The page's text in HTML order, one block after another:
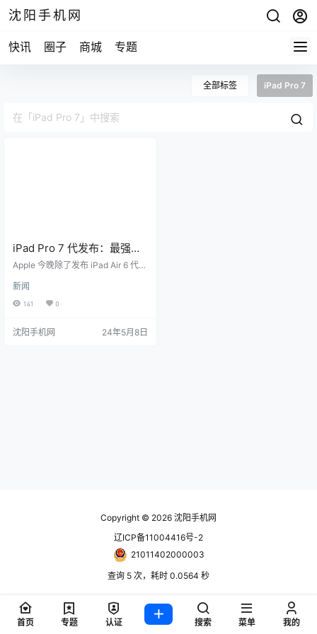
沈阳手机网
快讯 圈子 商城 专题
全部标签 iPad Pro 7
iPad Pro 7 代发布：最强平
板当之无愧
Apple 今晚除了发布 iPad Air 6 代之
Pro 7 代。 iPad Pro 7 代无论设计、
屏幕、效能、配件支持都有作出改
pple 史上最薄产品iPad Pro 7 代分
新闻
141 0
沈阳手机网 24年5月8日
Copyright © 2026 沈阳手机网
辽ICP备11004416号-2
21011402000003
查询 5 次，耗时 0.0564 秒
首页 专题 认证 搜索 菜单 我的